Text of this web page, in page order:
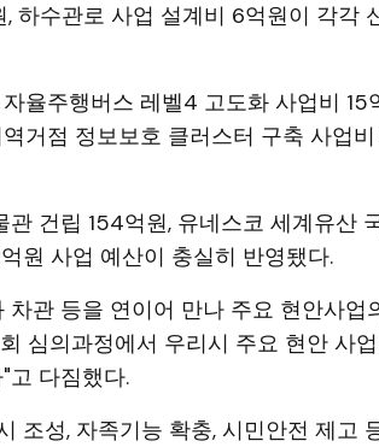
하수관로 사업 설계비 6억원이 각각
율주행버스 레벨4 고도화 사업비 15
역거점 정보보호 클러스터 구축 사업
관 건립 154억원, 유네스코 세계유산
원 사업 예산이 충실히 반영됐다.
관 등을 연이어 만나 주요 현안사업
심의과정에서 우리시 주요 현안 사
고 다짐했다.
조성, 자족기능 확충, 시민안전 제고